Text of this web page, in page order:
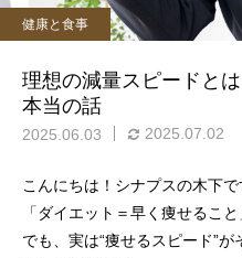
筋トレするとムキムキ
る？実は多くの人が誤
ていること
健康と食事
理想の減量スピードと
本当の話
2025.06.03 2025.07.02
こんにちは！シナプスの木下で
「ダイエット＝早く痩せるこ
でも、実は“痩せるスピード”